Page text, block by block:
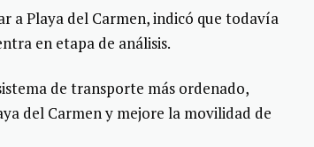
a Playa del Carmen, indicó que todavía
en etapa de análisis.
de transporte más ordenado,
del Carmen y mejore la movilidad de